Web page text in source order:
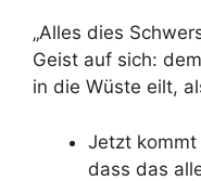
„Alles dies
Geist auf sich:
in die Wüste eilt,
Jetzt
dass das